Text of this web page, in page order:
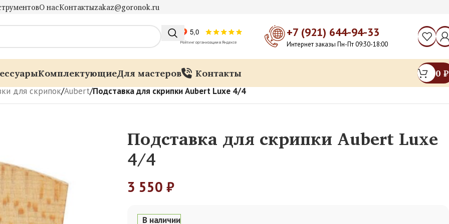
О насКонтактыzakaz@goronok.ru
+7 (921) 644-94-33
Интернет заказы Пн-Пт 09:30-18:00
КомплектующиеДля мастеров Контакты 0 ₽
для скрипок/Aubert/Подставка для скрипки Aubert Luxe 4/4
Подставка для скрипки Aubert Luxe
4/4
3 550 ₽
В наличии